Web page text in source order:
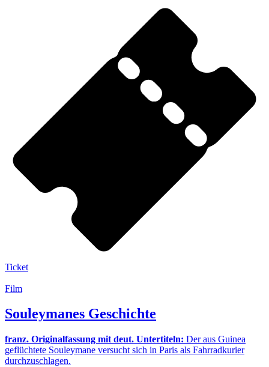
Ticket
Film
Souleymanes Geschichte
franz. Originalfassung mit deut. Untertiteln: Der aus Guinea
geflüchtete Souleymane versucht sich in Paris als Fahrradkurier
durchzuschlagen.